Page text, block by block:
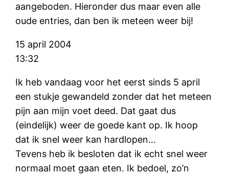
aangeboden. Hieronder dus maar even alle
oude entries, dan ben ik meteen weer bij!
15 april 2004
13:32
Ik heb vandaag voor het eerst sinds 5 april
een stukje gewandeld zonder dat het meteen
pijn aan mijn voet deed. Dat gaat dus
(eindelijk) weer de goede kant op. Ik hoop
dat ik snel weer kan hardlopen…
Tevens heb ik besloten dat ik echt snel weer
normaal moet gaan eten. Ik bedoel, zo’n